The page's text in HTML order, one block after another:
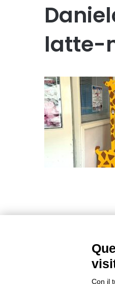
latte-
Con il